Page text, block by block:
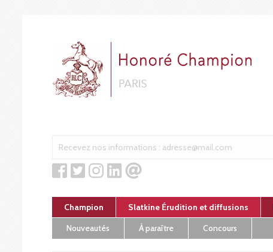
Champion Slatkine Érudition et diffusions
Nouveautés
À paraître Concours